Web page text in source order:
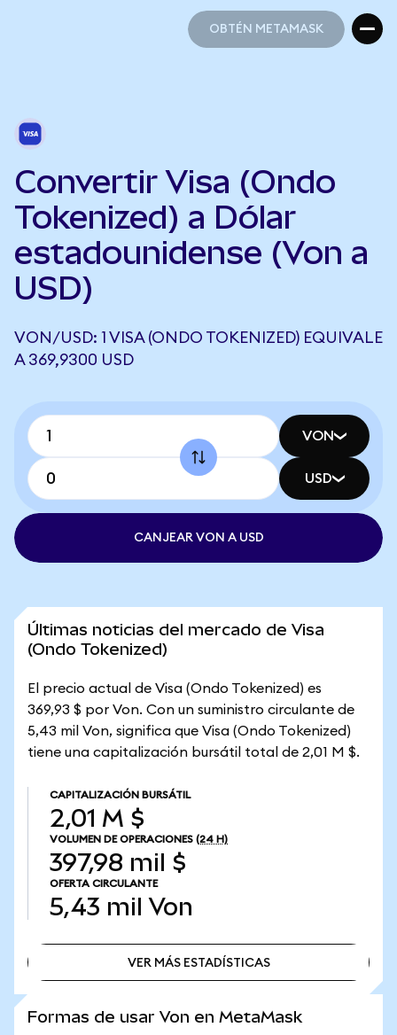
OBTÉN METAMASK
Convertir Visa (Ondo
Tokenized) a Dólar
estadounidense (Von a
USD)
VON/USD: 1 VISA (ONDO TOKENIZED) EQUIVALE
A 369,9300 USD
VON
USD
CANJEAR VON A USD
Últimas noticias del mercado de Visa
(Ondo Tokenized)
El precio actual de Visa (Ondo Tokenized) es
369,93 $ por Von. Con un suministro circulante de
5,43 mil Von, significa que Visa (Ondo Tokenized)
tiene una capitalización bursátil total de 2,01 M $.
CAPITALIZACIÓN BURSÁTIL
2,01 M $
VOLUMEN DE OPERACIONES (24 H)
397,98 mil $
OFERTA CIRCULANTE
5,43 mil Von
VER MÁS ESTADÍSTICAS
Formas de usar Von en MetaMask